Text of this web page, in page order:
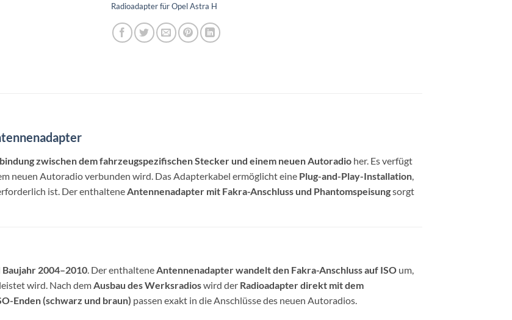
Radioadapter für Opel Astra H
zwischen dem fahrzeugspezifischen Stecker und einem neuen Autoradio her. Es verfügt
neuen Autoradio verbunden wird. Das Adapterkabel ermöglicht eine Plug-and-Play-Installation,
ist. Der enthalteneAntennenadapter mit Fakra-Anschluss und Phantomspeisungsorgt
2004–2010. Der enthalteneAntennenadapter wandelt den Fakra-Anschluss auf ISO um,
wird. Nach demAusbau des Werksradioswird der Radioadapter direkt mit dem
Enden (schwarz und braun) passen exakt in die Anschlüsse des neuen Autoradios.